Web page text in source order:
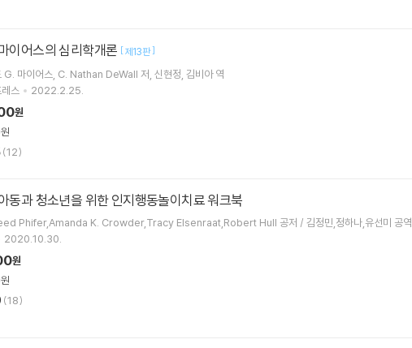
이어스의 심리학개론 [제13판]
G. 마이어스 C. Nathan DeWall 저 신현정 김비아역
스
2022.2.25.
원
(12)
동과 청소년을 위한 인지행동놀이치료 워크북
Phifer,Amanda K. Crowder,Tracy Elsenraat,Robert Hull 공저 / 김정민,정하나,유선미 공역
2020.10.30.
원
(18)